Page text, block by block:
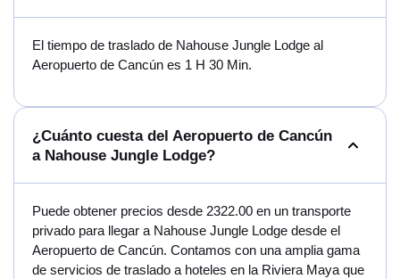
El tiempo de traslado de Nahouse Jungle Lodge al
Aeropuerto de Cancún es 1 H 30 Min.
¿Cuánto cuesta del Aeropuerto de Cancún
a Nahouse Jungle Lodge?
Puede obtener precios desde 2322.00 en un transporte
privado para llegar a Nahouse Jungle Lodge desde el
Aeropuerto de Cancún. Contamos con una amplia gama
de servicios de traslado a hoteles en la Riviera Maya que